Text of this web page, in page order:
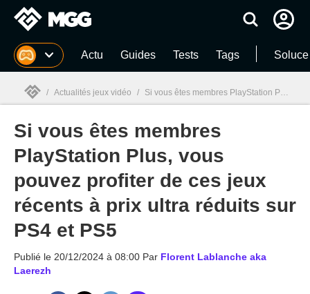
MGG Actu Guides Tests Tags
MGG
/ Actualités jeux vidéo / Si vous êtes membres PlayStation Plus, vous pouvez profiter de ces jeux récents à prix ultra réduits sur PS4 et PS5
Si vous êtes membres
PlayStation Plus, vous
pouvez profiter de ces jeux
récents à prix ultra réduits sur
PS4 et PS5
Publié le 20/12/2024 à 08:00 Par Florent Lablanche aka
Laerezh